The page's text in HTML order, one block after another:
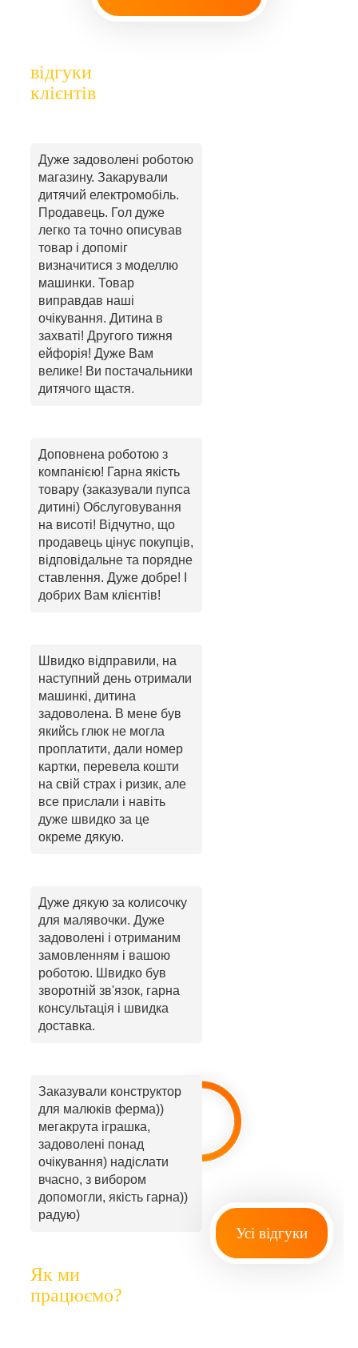
відгуки
клієнтів
Дуже задоволені роботою
магазину. Закарували
дитячий електромобіль.
Продавець. Гол дуже
легко та точно описував
товар і допоміг
визначитися з моделлю
машинки. Товар
виправдав наші
очікування. Дитина в
захваті! Другого тижня
ейфорія! Дуже Вам
велике! Ви постачальники
дитячого щастя.
Доповнена роботою з
компанією! Гарна якість
товару (заказували пупса
дитині) Обслуговування
на висоті! Відчутно, що
продавець цінує покупців,
відповідальне та порядне
ставлення. Дуже добре! І
добрих Вам клієнтів!
Швидко відправили, на
наступний день отримали
машинкі, дитина
задоволена. В мене був
якийсь глюк не могла
проплатити, дали номер
картки, перевела кошти
на свій страх і ризик, але
все прислали і навіть
дуже швидко за це
окреме дякую.
Дуже дякую за колисочку
для малявочки. Дуже
задоволені і отриманим
замовленням і вашою
роботою. Швидко був
зворотній зв'язок, гарна
консультація і швидка
доставка.
Заказували конструктор
для малюків ферма))
мегакрута іграшка,
задоволені понад
очікування) надіслати
вчасно, з вибором
допомогли, якість гарна))
радую)
Усі відгуки
Як ми
працюємо?